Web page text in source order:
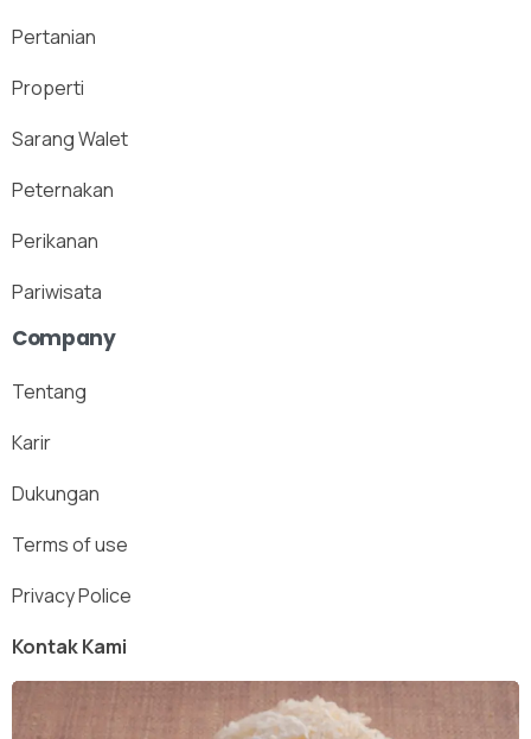
Pertanian
Properti
Sarang Walet
Peternakan
Perikanan
Pariwisata
Company
Tentang
Karir
Dukungan
Terms of use
Privacy Police
Kontak Kami